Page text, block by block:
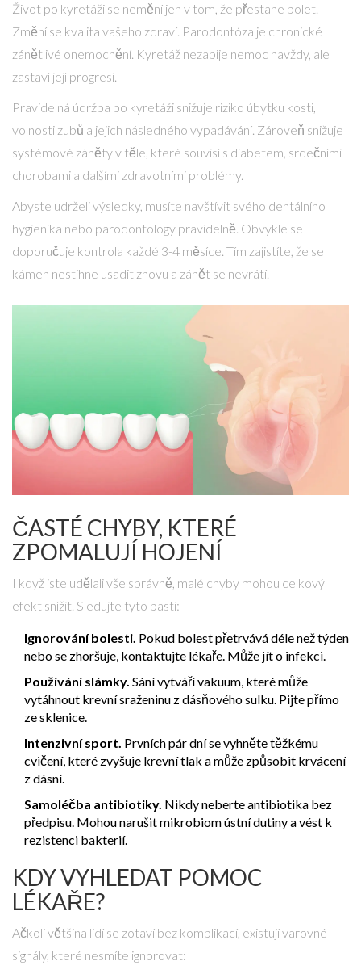
Život po kyretáži se nemění jen v tom, že přestane bolet.
Změní se kvalita vašeho zdraví. Parodontóza je chronické
zánětlivé onemocnění. Kyretáž nezabije nemoc navždy, ale
zastaví její progresi.
Pravidelná údržba po kyretáži snižuje riziko úbytku kosti,
volnosti zubů a jejich následného vypadávání. Zároveň snižuje
systémové záněty v těle, které souvisí s diabetem, srdečními
chorobami a dalšími zdravotními problémy.
Abyste udrželi výsledky, musíte navštívit svého dentálního
hygienika nebo parodontology pravidelně. Obvykle se
doporučuje kontrola každé 3-4 měsíce. Tím zajistíte, že se
kámen nestihne usadit znovu a zánět se nevrátí.
ČASTÉ CHYBY, KTERÉ
ZPOMALUJÍ HOJENÍ
I když jste udělali vše správně, malé chyby mohou celkový
efekt snížit. Sledujte tyto pasti:
Ignorování bolesti. Pokud bolest přetrvává déle než týden
nebo se zhoršuje, kontaktujte lékaře. Může jít o infekci.
Používání slámky. Sání vytváří vakuum, které může
vytáhnout krevní sraženinu z dásňového sulku. Pijte přímo
ze sklenice.
Intenzivní sport. Prvních pár dní se vyhněte těžkému
cvičení, které zvyšuje krevní tlak a může způsobit krvácení
z dásní.
Samoléčba antibiotiky. Nikdy neberte antibiotika bez
předpisu. Mohou narušit mikrobiom ústní dutiny a vést k
rezistenci bakterií.
KDY VYHLEDAT POMOC
LÉKAŘE?
Ačkoli většina lidí se zotaví bez komplikací, existují varovné
signály, které nesmíte ignorovat: